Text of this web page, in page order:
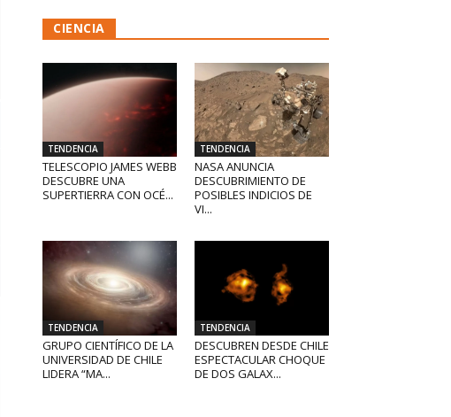
CIENCIA
TENDENCIA
TELESCOPIO JAMES WEBB
DESCUBRE UNA
SUPERTIERRA CON OCÉ...
TENDENCIA
NASA ANUNCIA
DESCUBRIMIENTO DE
POSIBLES INDICIOS DE
VI...
TENDENCIA
GRUPO CIENTÍFICO DE LA
UNIVERSIDAD DE CHILE
LIDERA “MA...
TENDENCIA
DESCUBREN DESDE CHILE
ESPECTACULAR CHOQUE
DE DOS GALAX...